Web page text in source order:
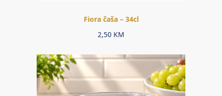
Fiora čaša – 34cl
2,50 KM